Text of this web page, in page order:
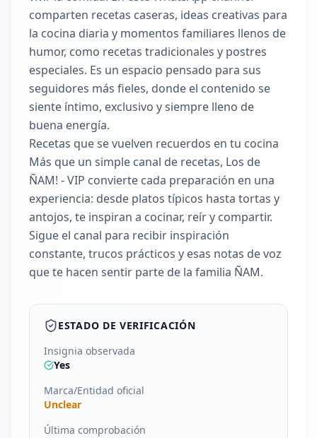
comparten recetas caseras, ideas creativas para
la cocina diaria y momentos familiares llenos de
humor, como recetas tradicionales y postres
especiales. Es un espacio pensado para sus
seguidores más fieles, donde el contenido se
siente íntimo, exclusivo y siempre lleno de
buena energía.
Recetas que se vuelven recuerdos en tu cocina
Más que un simple canal de recetas, Los de
ÑAM! - VIP convierte cada preparación en una
experiencia: desde platos típicos hasta tortas y
antojos, te inspiran a cocinar, reír y compartir.
Sigue el canal para recibir inspiración
constante, trucos prácticos y esas notas de voz
que te hacen sentir parte de la familia ÑAM.
ESTADO DE VERIFICACIÓN
Insignia observada
Yes
Marca/Entidad oficial
Unclear
Última comprobación